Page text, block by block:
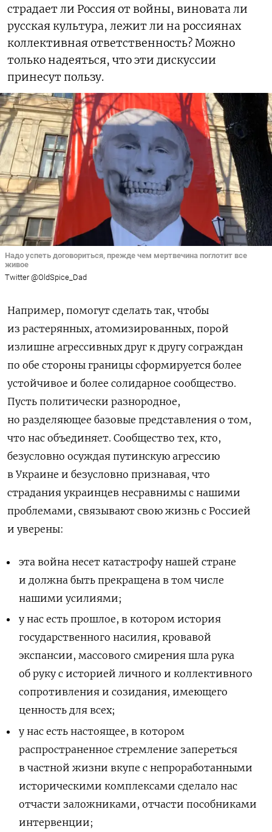
страдает ли Россия от войны, виновата ли
русская культура, лежит ли на россиянах
коллективная ответственность? Можно
только надеяться, что эти дискуссии
принесут пользу.
Надо успеть договориться, прежде чем мертвечина поглотит все
живое
Twitter @OldSpice_Dad
Например, помогут сделать так, чтобы
из растерянных, атомизированных, порой
излишне агрессивных друг к другу сограждан
по обе стороны границы сформируется более
устойчивое и более солидарное сообщество.
Пусть политически разнородное,
но разделяющее базовые представления о том,
что нас объединяет. Сообщество тех, кто,
безусловно осуждая путинскую агрессию
в Украине и безусловно признавая, что
страдания украинцев несравнимы с нашими
проблемами, связывают свою жизнь с Россией
и уверены:
эта война несет катастрофу нашей стране
и должна быть прекращена в том числе
нашими усилиями;
у нас есть прошлое, в котором история
государственного насилия, кровавой
экспансии, массового смирения шла рука
об руку с историей личного и коллективного
сопротивления и созидания, имеющего
ценность для всех;
у нас есть настоящее, в котором
распространенное стремление запереться
в частной жизни вкупе с непроработанными
историческими комплексами сделало нас
отчасти заложниками, отчасти пособниками
интервенции;